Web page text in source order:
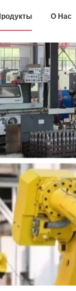
О Нас